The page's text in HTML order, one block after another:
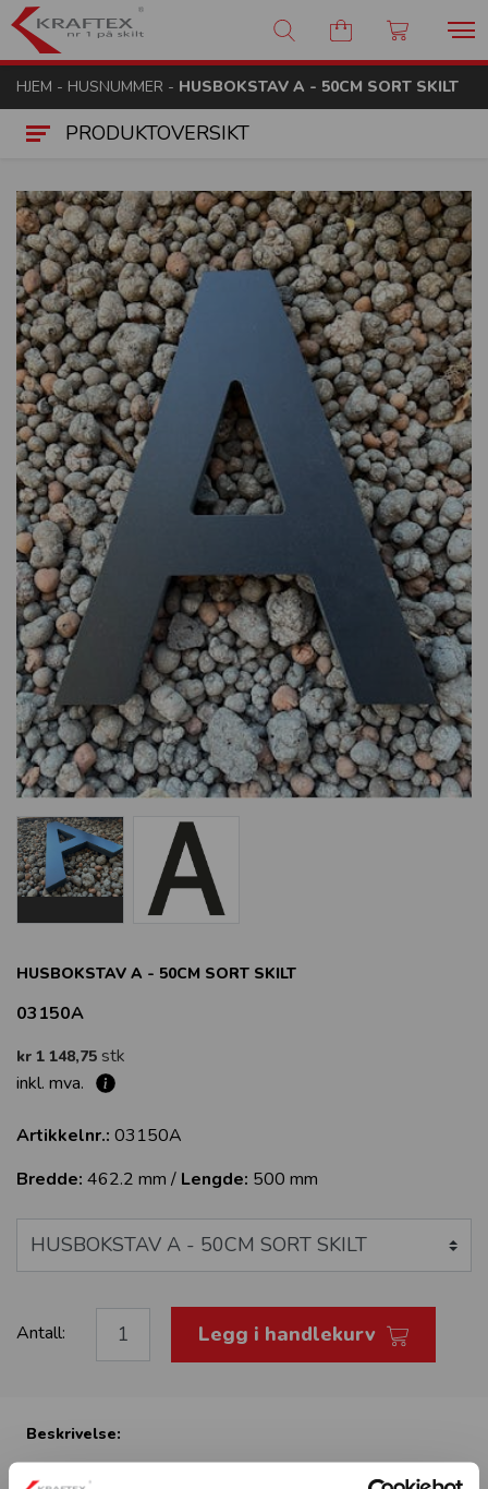
Kraftex - nr 1 på skilt
HJEM - HUSNUMMER - HUSBOKSTAV A - 50CM SORT SKILT
PRODUKTOVERSIKT
HUSBOKSTAV A - 50CM SORT SKILT
03150A
kr 1 148,75 stk
inkl. mva.
Artikkelnr.: 03150A
Bredde: 462.2 mm / Lengde: 500 mm
Antall: Legg i handlekurv
Beskrivelse:
HUSBOKSTAV A - 50CM SORT SKILT